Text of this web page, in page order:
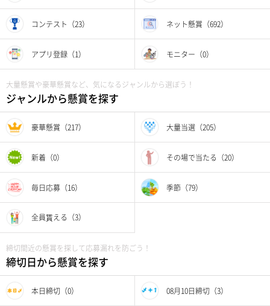
コンテスト（23） ネット懸賞（692）
アプリ登録（1） モニター（0）
大量懸賞や豪華懸賞など、気になるジャンルから選ぼう！
ジャンルから懸賞を探す
豪華懸賞（217） 大量当選（205）
新着（0） その場で当たる（20）
毎日応募（16） 季節（79）
全員貰える（3）
締切間近の懸賞を探して応募漏れを防ごう！
締切日から懸賞を探す
本日締切（0） 08月10日締切（3）